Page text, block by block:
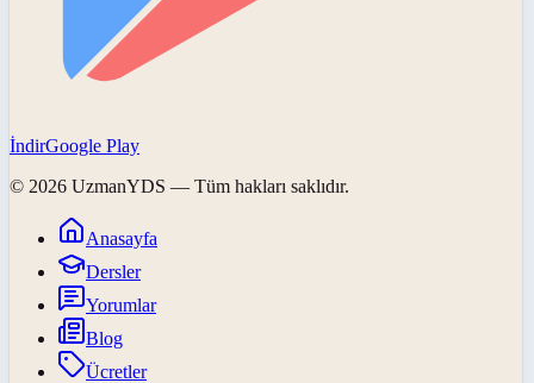
İndirGoogle Play
© 2026 UzmanYDS — Tüm hakları saklıdır.
Anasayfa
Dersler
Yorumlar
Blog
Ücretler